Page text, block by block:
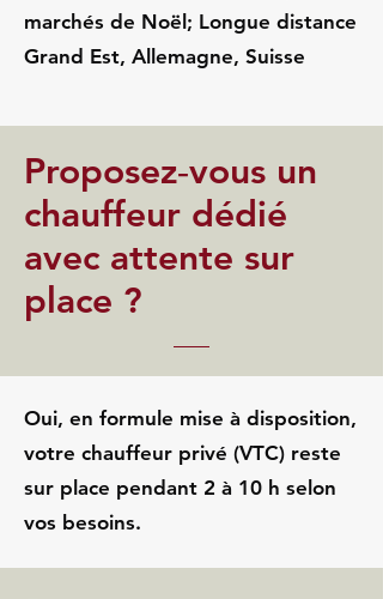
marchés de Noël; Longue distance
Grand Est, Allemagne, Suisse
Proposez‑vous un
chauffeur dédié
avec attente sur
place ?
Oui, en formule mise à disposition,
votre chauffeur privé (VTC) reste
sur place pendant 2 à 10 h selon
vos besoins.